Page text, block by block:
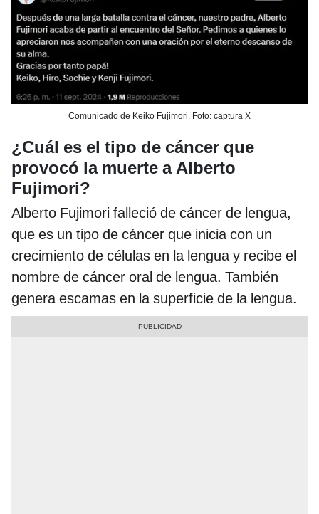
Comunicado de Keiko Fujimori. Foto: captura X
¿Cuál es el tipo de cáncer que
provocó la muerte a Alberto
Fujimori?
Alberto Fujimori falleció de cáncer de lengua,
que es un tipo de cáncer que inicia con un
crecimiento de células en la lengua y recibe el
nombre de cáncer oral de lengua. También
genera escamas en la superficie de la lengua.